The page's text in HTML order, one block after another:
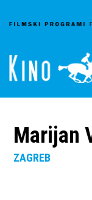
Marijan
ZAGREB